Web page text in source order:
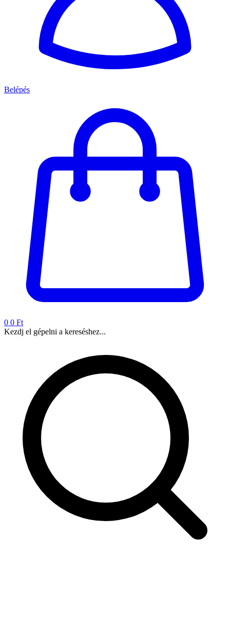
Belépés
0 0 Ft
Kezdj el gépelni a kereséshez...